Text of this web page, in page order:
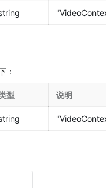
：
型 说明